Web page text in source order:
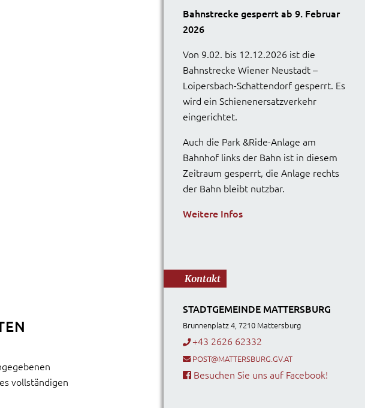
vollständigen
Bahnstrecke gesperrt ab 9. Februar
2026
Von 9.02. bis 12.12.2026 ist die
Bahnstrecke Wiener Neustadt –
Loipersbach-Schattendorf gesperrt. Es
wird ein Schienenersatzverkehr
eingerichtet.
Auch die Park &Ride-Anlage am
Bahnhof links der Bahn ist in diesem
Zeitraum gesperrt, die Anlage rechts
der Bahn bleibt nutzbar.
Weitere Infos
Kontakt
STADTGEMEINDE MATTERSBURG
Brunnenplatz 4, 7210 Mattersburg
+43 2626 62332
POST@MATTERSBURG.GV.AT
Besuchen Sie uns auf Facebook!